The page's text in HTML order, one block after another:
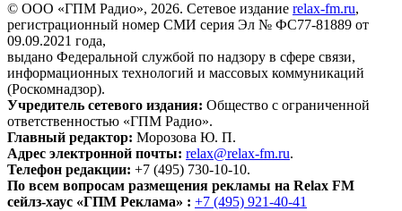
© ООО «ГПМ Радио», 2026. Сетевое издание relax-fm.ru,
регистрационный номер СМИ серия Эл № ФС77-81889 от
09.09.2021 года,
выдано Федеральной службой по надзору в сфере связи,
информационных технологий и массовых коммуникаций
(Роскомнадзор).
Учредитель сетевого издания: Общество с ограниченной
ответственностью «ГПМ Радио».
Главный редактор: Морозова Ю. П.
Адрес электронной почты: relax@relax-fm.ru.
Телефон редакции: +7 (495) 730-10-10.
По всем вопросам размещения рекламы на Relax FM
сейлз-хаус «ГПМ Реклама» : +7 (495) 921-40-41